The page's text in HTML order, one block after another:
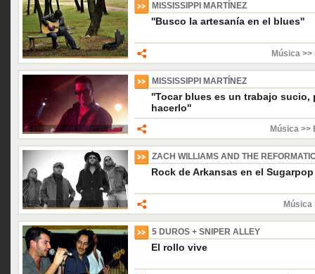
MISSISSIPPI MARTÍNEZ
''Busco la artesanía en el blues''
Música
MISSISSIPPI MARTÍNEZ
''Tocar blues es un trabajo sucio,
hacerlo''
Música >>
ZACH WILLIAMS AND THE
Rock de Arkansas en el Sugarpop
Música
5 DUROS + SNIPER ALLEY
El rollo vive